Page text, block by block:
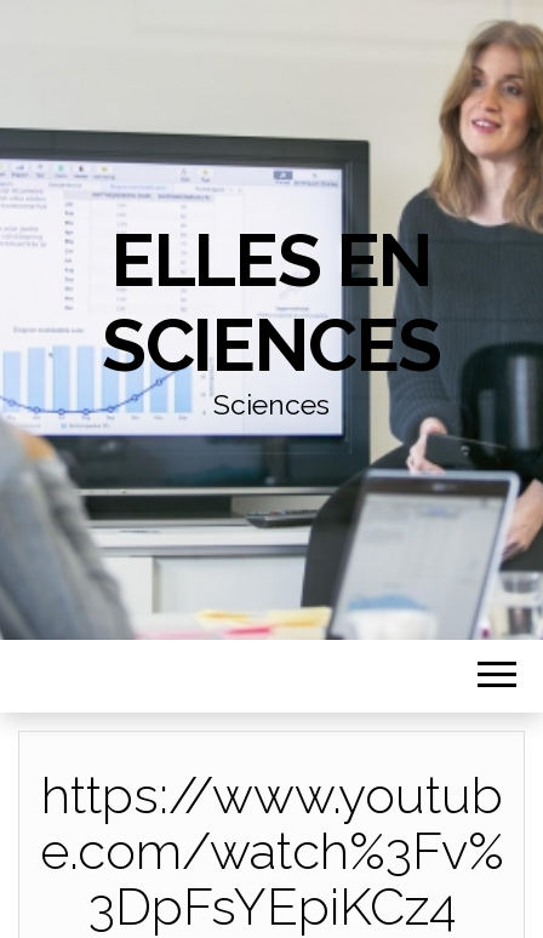
ELLES EN
SCIENCES
Sciences
https://www.youtub
e.com/watch%3Fv%
3DpFsYEpiKCz4